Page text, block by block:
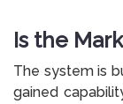
Is the
The system is
gained